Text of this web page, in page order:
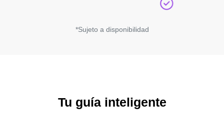
*Sujeto a disponibilidad
Tu guía inteligente